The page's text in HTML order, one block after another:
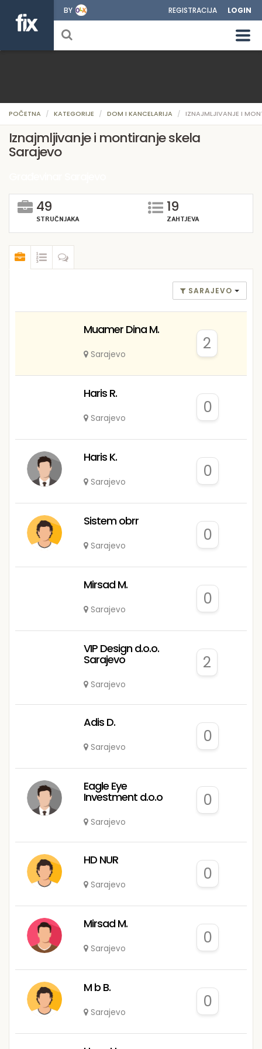
BY REGISTRACIJA LOGIN
POČETNA KATEGORIJE DOM I KANCELARIJA IZNAJMLJIVANJE I
Iznajmljivanje i montiranje skela
Sarajevo
49
STRUČNJAKA
19
ZAHTJEVA
SARAJEVO
Muamer Dina M.
Sarajevo
2
Haris R.
Sarajevo
0
Haris K.
Sarajevo
0
Sistem obrr
Sarajevo
0
Mirsad M.
Sarajevo
0
VIP Design d.o.o.
Sarajevo
Sarajevo
2
Adis D.
Sarajevo
0
Eagle Eye
Investment d.o.o
Sarajevo
0
HD NUR
Sarajevo
0
Mirsad M.
Sarajevo
0
M b B.
Sarajevo
0